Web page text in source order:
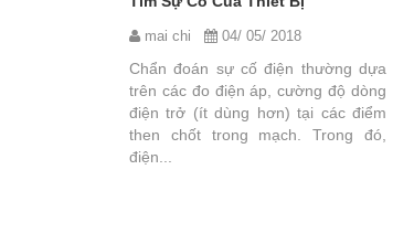
mai chi 04/ 05/ 2018
Chẩn đoán sự cố điện thường dựa
trên các đo điện áp, cường độ dòng
điện trở (ít dùng hơn) tại các điểm
then chốt trong mạch. Trong đó,
điện...